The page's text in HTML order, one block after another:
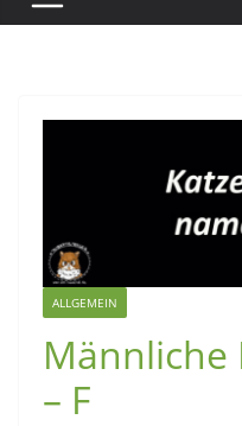
ALLGEMEIN
Männliche
– F